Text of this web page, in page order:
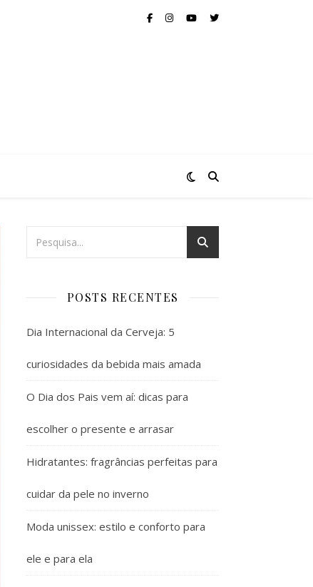
POSTS RECENTES
Dia Internacional da Cerveja: 5
curiosidades da bebida mais amada
O Dia dos Pais vem aí: dicas para
escolher o presente e arrasar
Hidratantes: fragrâncias perfeitas para
cuidar da pele no inverno
Moda unissex: estilo e conforto para
ele e para ela